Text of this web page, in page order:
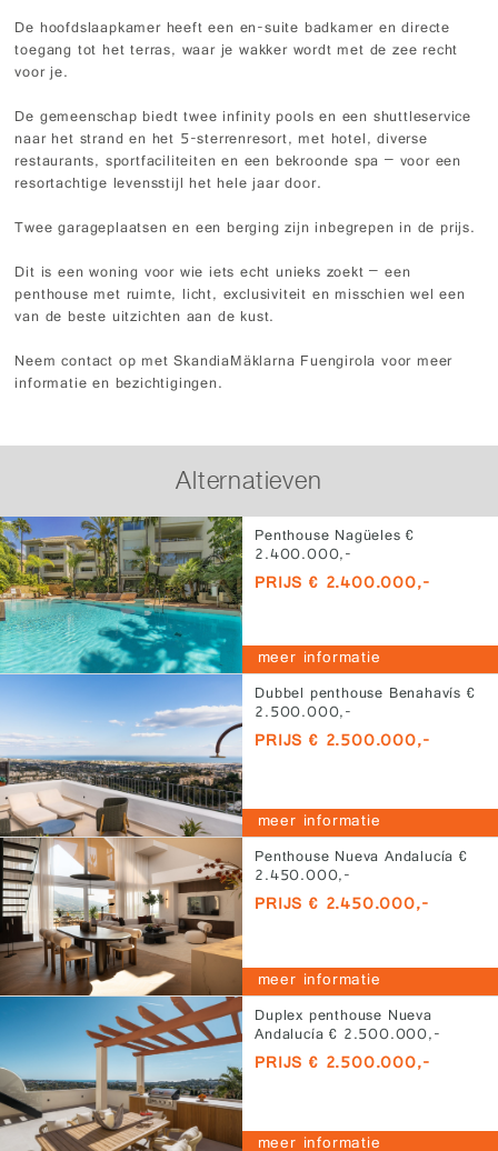
De hoofdslaapkamer heeft een en-suite badkamer en directe
toegang tot het terras, waar je wakker wordt met de zee recht
voor je.
De gemeenschap biedt twee infinity pools en een shuttleservice
naar het strand en het 5-sterrenresort, met hotel, diverse
restaurants, sportfaciliteiten en een bekroonde spa – voor een
resortachtige levensstijl het hele jaar door.
Twee garageplaatsen en een berging zijn inbegrepen in de prijs.
Dit is een woning voor wie iets echt unieks zoekt – een
penthouse met ruimte, licht, exclusiviteit en misschien wel een
van de beste uitzichten aan de kust.
Neem contact op met SkandiaMäklarna Fuengirola voor meer
informatie en bezichtigingen.
Alternatieven
Penthouse Nagüeles €
2.400.000,-
PRIJS € 2.400.000,-
meer informatie
Dubbel penthouse Benahavís €
2.500.000,-
PRIJS € 2.500.000,-
meer informatie
Penthouse Nueva Andalucía €
2.450.000,-
PRIJS € 2.450.000,-
meer informatie
Duplex penthouse Nueva
Andalucía € 2.500.000,-
PRIJS € 2.500.000,-
meer informatie